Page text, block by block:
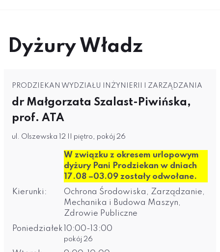
Dyżury Władz
PRODZIEKAN WYDZIAŁU INŻYNIERII I ZARZĄDZANIA
dr Małgorzata Szalast-Piwińska,
prof. ATA
ul. Olszewska 12 II piętro, pokój 26
W związku z okresem urlopowym
dyżury Pani Prodziekan w dniach
17.08 –03.09 zostały odwołane.
Kierunki:
Ochrona Środowiska, Zarządzanie,
Mechanika i Budowa Maszyn,
Zdrowie Publiczne
Poniedziałek 10:00-13:00
pokój 26